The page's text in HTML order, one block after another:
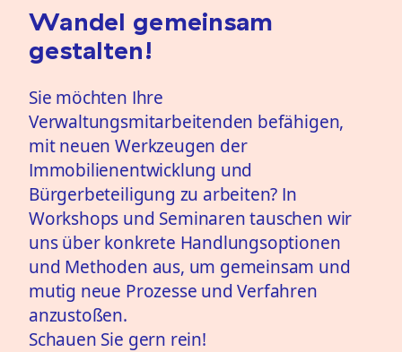
Wandel gemeinsam
gestalten!
Sie möchten Ihre
Verwaltungsmitarbeitenden befähigen,
mit neuen Werkzeugen der
Immobilienentwicklung und
Bürgerbeteiligung zu arbeiten? In
Workshops und Seminaren tauschen wir
uns über konkrete Handlungsoptionen
und Methoden aus, um gemeinsam und
mutig neue Prozesse und Verfahren
anzustoßen.
Schauen Sie gern rein!